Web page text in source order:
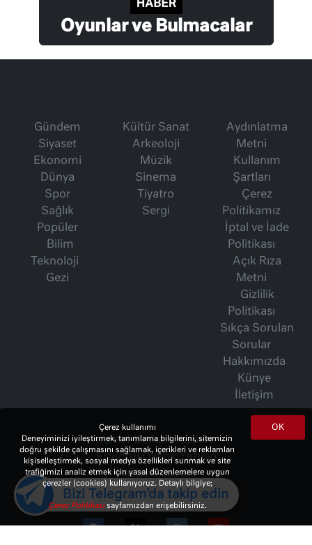
Oyunlar ve Bulmacalar
Gündem
Siyaset
Ekonomi
Dünya
Spor
Sağlık
Popüler
Bilim
Teknoloji
Gezi
Kültür Sanat
Arkeoloji
Müzik
Sinema
Tiyatro
Sergi
Aydınlatma
Metni
Kullanım
Şartları
Çerez
Politikamız
İptal ve İade
Politikası
Açık Rıza
Metni
Gizlilik
Politikası
Sıkça Sorulan
Sorular
Hakkımızda
Künye
İletişim
İsmet Berkan Yazıları
Ertuğrul Özkök Yazıları
Haftalık Gazete
OK
Çerez kullanımı
Deneyiminizi iyileştirmek, tanımlama bilgilerini, sitemizin
doğru şekilde çalışmasını sağlamak, içerikleri ve reklamları
kişiselleştirmek, sosyal medya özellikleri sunmak ve site
trafiğimizi analiz etmek için yasal düzenlemelere uygun
çerezler (cookies) kullanıyoruz. Detaylı bilgiye;
Çerez Politikasısayfamızdan erişebilirsiniz.
Bizi Telegram'da takip edin